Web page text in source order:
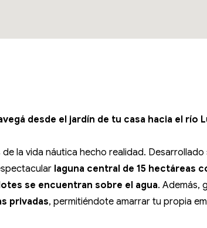
desde el jardín de tu casa hacia el río
la vida náutica hecho realidad.
laguna central de 15 hectáreas
se encuentran sobre el agua. Además,
privadas, permitiéndote amarrar tu propia